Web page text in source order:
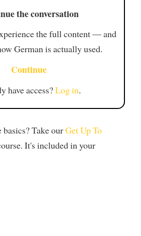
the conversation
the full content — and
German is actually used.
Continue
have access?Log in.
Take ourGet Up To
It's included in your